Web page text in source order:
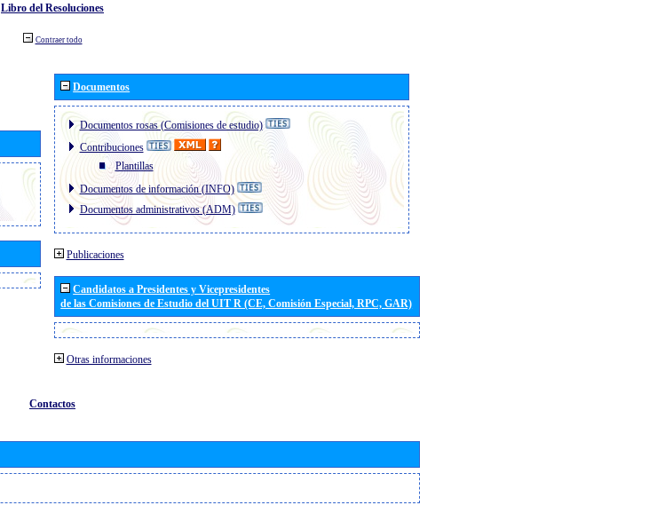
Libro del Resoluciones
Contraer todo
Documentos
Documentos rosas (Comisiones de estudio)
Contribuciones
Plantillas
Documentos de información (INFO)
Documentos administrativos (ADM)
Publicaciones
Candidatos a Presidentes y Vicepresidentes
de las Comisiones de Estudio del UIT R (CE, Comisión Especial, RPC, GAR)
Otras informaciones
Contactos